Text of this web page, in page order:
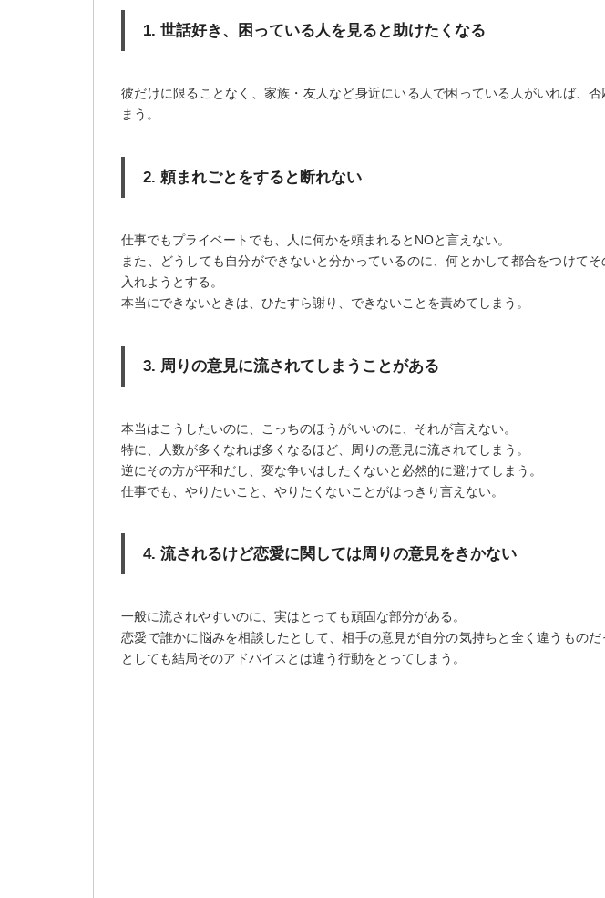
1. 世話好き、困っている人を見ると助けたくなる
彼だけに限ることなく、家族・友人など身近にいる人で困っている人がいれば、
まう。
2. 頼まれごとをすると断れない
仕事でもプライベートでも、人に何かを頼まれるとNOと言えない。
また、どうしても自分ができないと分かっているのに、何とかして都合をつけて
入れようとする。
本当にできないときは、ひたすら謝り、できないことを責めてしまう。
3. 周りの意見に流されてしまうことがある
本当はこうしたいのに、こっちのほうがいいのに、それが言えない。
特に、人数が多くなれば多くなるほど、周りの意見に流されてしまう。
逆にその方が平和だし、変な争いはしたくないと必然的に避けてしまう。
仕事でも、やりたいこと、やりたくないことがはっきり言えない。
4. 流されるけど恋愛に関しては周りの意見をきかない
一般に流されやすいのに、実はとっても頑固な部分がある。
恋愛で誰かに悩みを相談したとして、相手の意見が自分の気持ちと全く違うもの
としても結局そのアドバイスとは違う行動をとってしまう。